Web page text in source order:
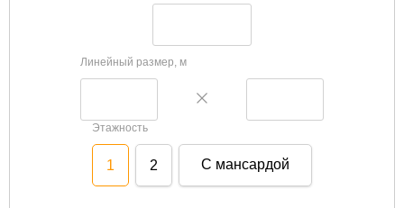
Линейный размер, м
Этажность
1 2 С мансардой